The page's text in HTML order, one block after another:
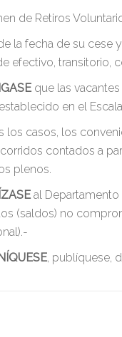
de Retiros
la fecha de su cese
efectivo,
que las
en el
los casos, los
contados a
plenos.
al
(saldos) no
, publíquese,